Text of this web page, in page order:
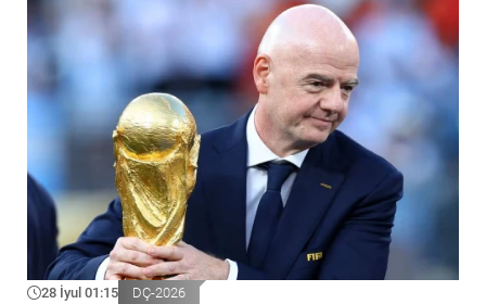
28 İyul 01:15 DÇ-2026